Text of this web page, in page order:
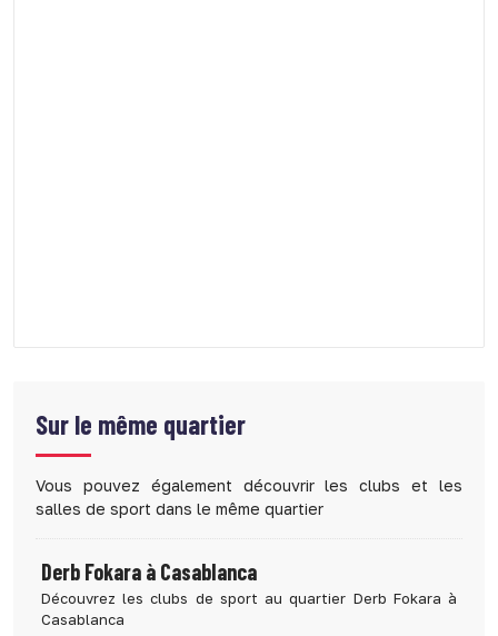
Sur le même quartier
Vous pouvez également découvrir les clubs et les
salles de sport dans le même quartier
Derb Fokara à Casablanca
Découvrez les clubs de sport au quartier Derb Fokara à
Casablanca